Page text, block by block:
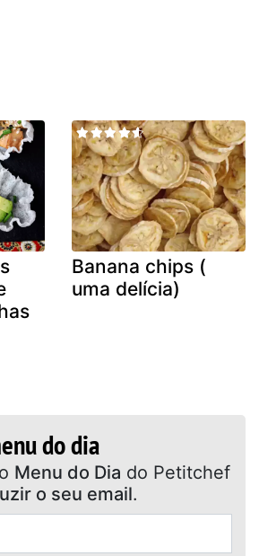
Banana chips (
uma delícia)
do dia
Para receber o Menu do Dia do Petitchef
o seu email.